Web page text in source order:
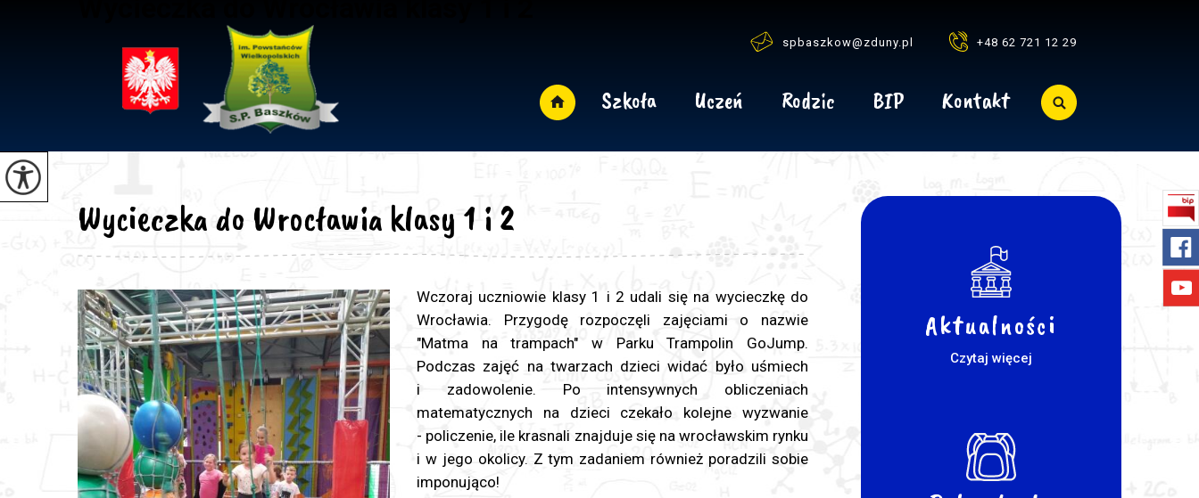
spbaszkow@zduny.pl +48 62 721 12 29
Szkoła Uczeń Rodzic BIP Kontakt
Wycieczka do Wrocławia klasy 1 i 2
Wczoraj uczniowie klasy 1 i 2 udali się na wycieczkę do
Wrocławia. Przygodę rozpoczęli zajęciami o nazwie
"Matma na trampach" w Parku Trampolin GoJump.
Podczas zajęć na twarzach dzieci widać było uśmiech
i zadowolenie. Po intensywnych obliczeniach
matematycznych na dzieci czekało kolejne wyzwanie
- policzenie, ile krasnali znajduje się na wrocławskim rynku
i w jego okolicy. Z tym zadaniem również poradzili sobie
imponująco!
Aktualności
Czytaj więcej